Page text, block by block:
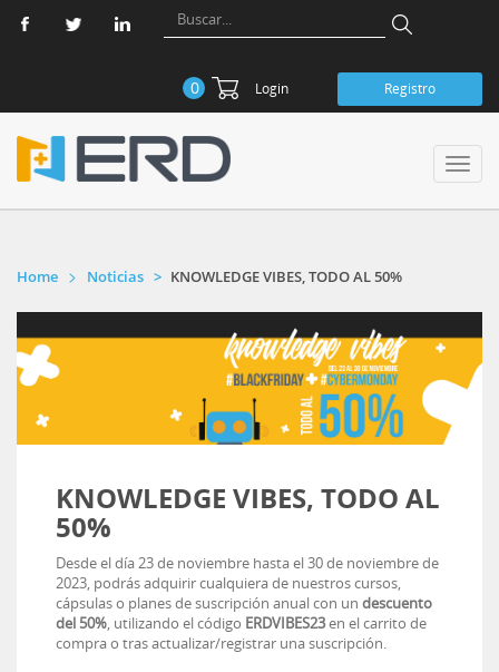
0 Login Registro
Home Noticias KNOWLEDGE VIBES, TODO AL 50%
KNOWLEDGE VIBES, TODO AL
50%
Desde el día 23 de noviembre hasta el 30 de noviembre de
2023, podrás adquirir cualquiera de nuestros cursos,
cápsulas o planes de suscripción anual con un descuento
del 50%, utilizando el código ERDVIBES23en el carrito de
compra o tras actualizar/registrar una suscripción.